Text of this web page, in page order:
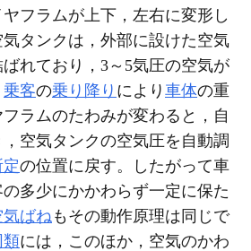
フラムが上下，左右に変形し
タンクは，外部に設けた空気
れており，3～5気圧の空気が
乗客の乗り降り により 車体の重
ラムのたわみが変わると，自
空気タンクの空気圧を自動調
定の位置に戻す。したがって車
多少にかかわらず一定に保た
ばねもその動作原理は同じで
類には，このほか，空気のかわ